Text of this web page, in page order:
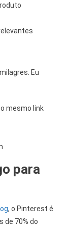
Eu
mesmo link
para
, o Pinterest é
de 70% do